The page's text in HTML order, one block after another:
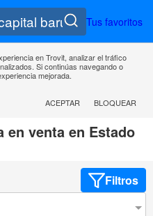
Tus favoritos
en Trovit, analizar el tráfico
Si continúas navegando o
mejorada.
ACEPTAR
BLOQUEAR
en venta en Estado
Filtros